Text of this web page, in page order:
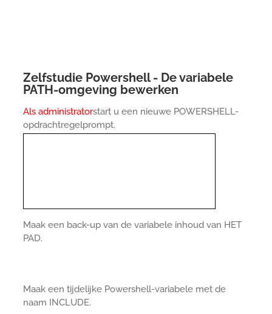
Zelfstudie Powershell - De variabele
PATH-omgeving bewerken
Als administratorstart u een nieuwe POWERSHELL-
opdrachtregelprompt.
Maak een back-up van de variabele inhoud van HET
PAD.
Maak een tijdelijke Powershell-variabele met de
naam INCLUDE.